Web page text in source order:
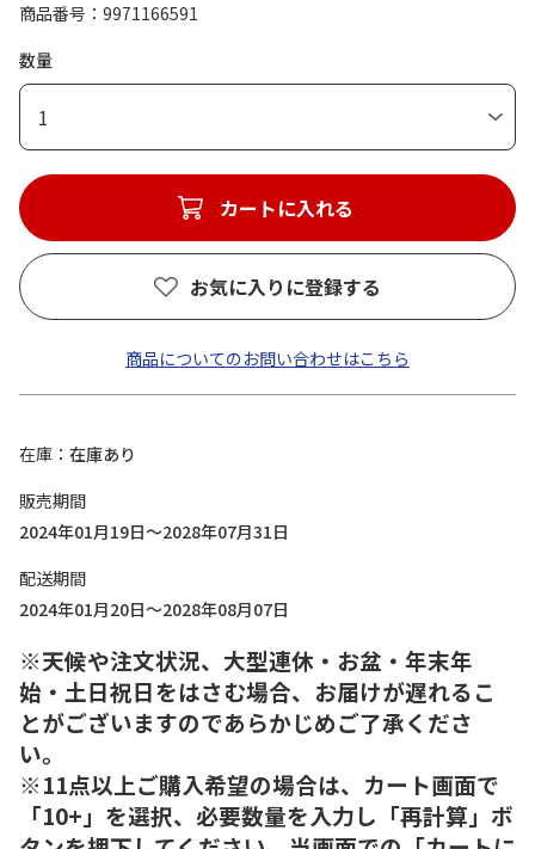
商品番号
9971166591
数量
1
カートに入れる
お気に入りに登録する
商品についてのお問い合わせはこちら
在庫
在庫あり
販売期間
2024年01月19日～2028年07月31日
配送期間
2024年01月20日～2028年08月07日
※天候や注文状況、大型連休・お盆・年末年
始・土日祝日をはさむ場合、お届けが遅れるこ
とがございますのであらかじめご了承くださ
い。
※11点以上ご購入希望の場合は、カート画面で
「10+」を選択、必要数量を入力し「再計算」ボ